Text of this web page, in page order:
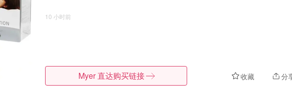
10 小时前
收藏 分
Myer 直达购买链接